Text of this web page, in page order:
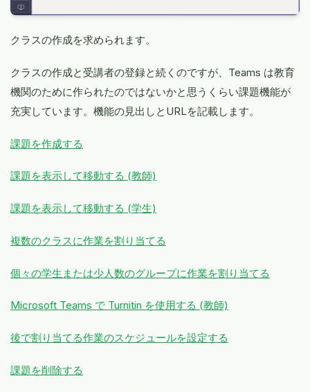
クラスの作成を求められます。
クラスの作成と受講者の登録と続くのですが、Teams は教育
機関のために作られたのではないかと思うくらい課題機能が
充実しています。機能の見出しとURLを記載します。
課題を作成する
課題を表示して移動する (教師)
課題を表示して移動する (学生)
複数のクラスに作業を割り当てる
個々の学生または少人数のグループに作業を割り当てる
Microsoft Teams で Turnitin を使用する (教師)
後で割り当てる作業のスケジュールを設定する
課題を削除する